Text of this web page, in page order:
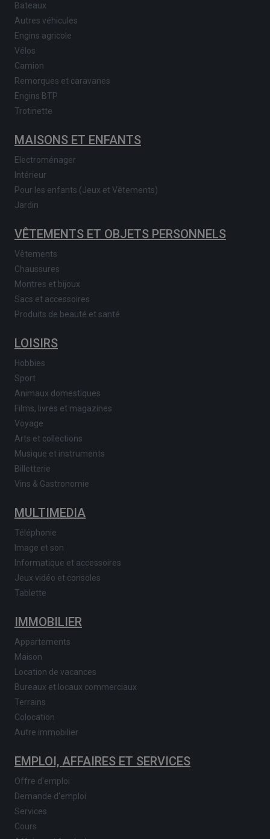
Bateaux
Autres véhicules
Engins agricole
Vélos
Camion
Remorques et caravanes
Engins BTP
Trotinette
MAISONS ET ENFANTS
Electroménager
Intérieur
Pour les enfants (Jeux et Vêtements)
Jardin
VÊTEMENTS ET OBJETS PERSONNELS
Vêtements
Chaussures
Montres et bijoux
Sacs et accessoires
Produits de beauté et santé
LOISIRS
Hobbies
Sport
Animaux domestiques
Films, livres et magazines
Voyage
Arts et collections
Musique et instruments
Billetterie
Vins & Gastronomie
MULTIMEDIA
Téléphonie
Image et son
Informatique et accessoires
Jeux vidéo et consoles
Tablette
IMMOBILIER
Appartements
Maison
Location de vacances
Bureaux et locaux commerciaux
Terrains
Colocation
Autre immobilier
EMPLOI, AFFAIRES ET SERVICES
Offre d'emploi
Demande d'emploi
Services
Cours